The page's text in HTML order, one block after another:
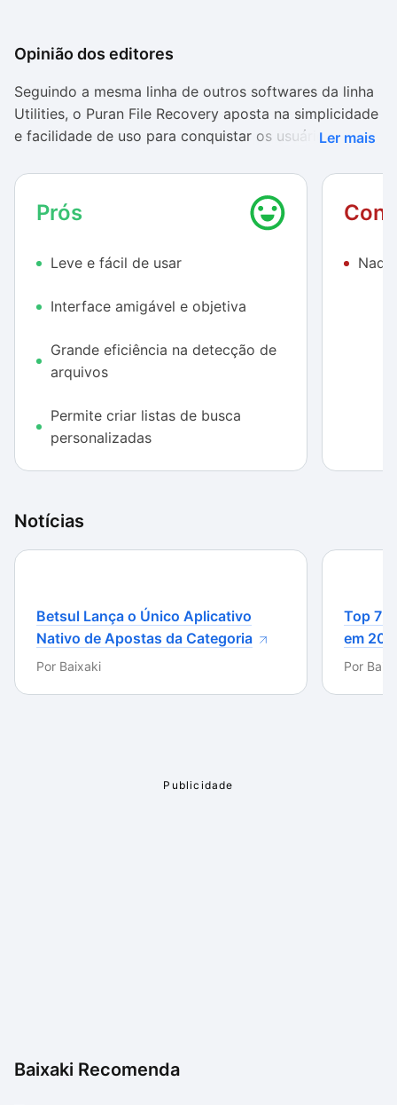
Opinião dos editores
Seguindo a mesma linha de outros softwares da linha
Utilities, o Puran File Recovery aposta na simplicidade
e facilidade de uso para conquistar os usuários. Com
programa não demanda mais do que dois cliques para
ser operado e começar a vasculhar profundamente
seu disco rígido.
Em nossos testes, conseguimos restaurar com
excluídos, inclusive aqueles que foram listados como
popularRecuvano quesito de arquivos encontrados:
5.651 contra 4.069, ambos operando na análise
Se você procura uma solução prática e leve para
recuperar documentos deletados sem querer, não
disponível no mercado.
Ler mais
Prós
Leve e fácil de usar
Interface amigável e objetiva
Grande eficiência na detecção de
arquivos
Permite criar listas de busca
personalizadas
Notícias
Betsul Lança o Único Aplicativo
Nativo de Apostas da Categoria
Por Baixaki
Top 7
em
Por
Baixaki Recomenda